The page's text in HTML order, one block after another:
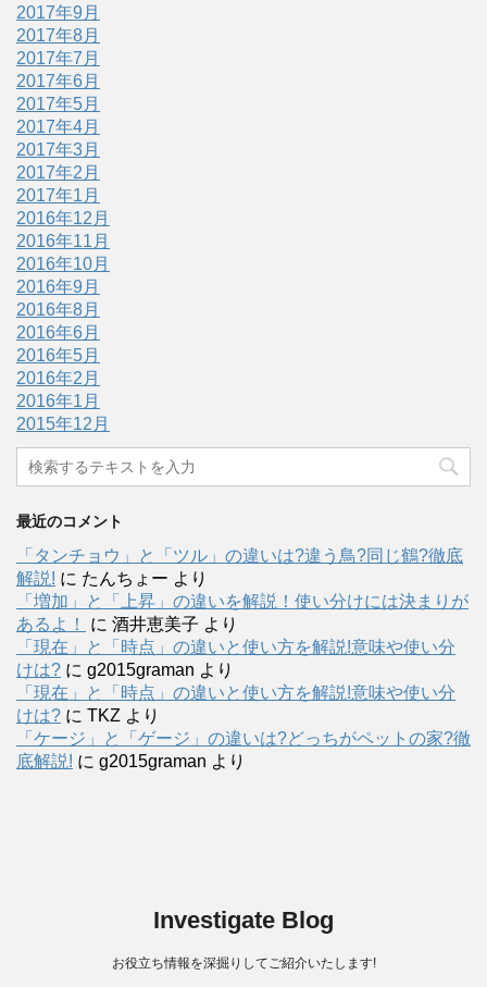
2017年9月
2017年8月
2017年7月
2017年6月
2017年5月
2017年4月
2017年3月
2017年2月
2017年1月
2016年12月
2016年11月
2016年10月
2016年9月
2016年8月
2016年6月
2016年5月
2016年2月
2016年1月
2015年12月
最近のコメント
「タンチョウ」と「ツル」の違いは?違う鳥?同じ鶴?徹底
解説! に たんちょー より
「増加」と「上昇」の違いを解説！使い分けには決まりが
あるよ！
に 酒井恵美子 より
「現在」と「時点」の違いと使い方を解説!意味や使い分
けは? に g2015graman より
「現在」と「時点」の違いと使い方を解説!意味や使い分
けは? に TKZ より
「ケージ」と「ゲージ」の違いは?どっちがペットの家?徹
底解説! に g2015graman より
Investigate Blog
お役立ち情報を深掘りしてご紹介いたします!